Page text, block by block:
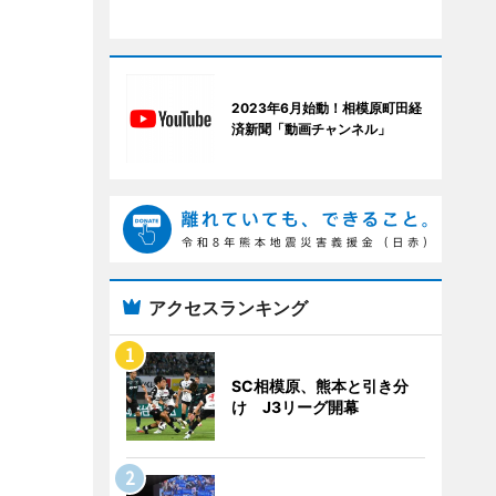
2023年6月始動！相模原町田経
済新聞「動画チャンネル」
アクセスランキング
SC相模原、熊本と引き分
け J3リーグ開幕